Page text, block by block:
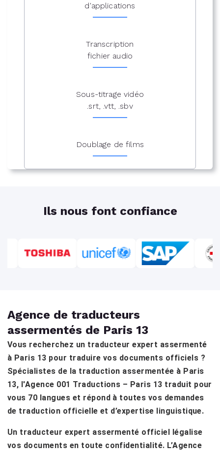
d'applications
Transcription
fichier audio
Sous-titrage vidéo
.srt, .vtt, .sbv
Doublage de films
Ils nous font confiance
Agence de traducteurs
assermentés de Paris 13
Vous recherchez un traducteur expert assermenté
à Paris 13 pour traduire vos documents officiels ?
Spécialistes de la traduction assermentée à Paris
13, l'Agence 001 Traductions – Paris 13 traduit pour
vous 70 langues et répond à toutes vos demandes
de traduction officielle et d’expertise linguistique.
Un traducteur expert assermenté officiel légalise
vos documents en toute confidentialité. L’Agence